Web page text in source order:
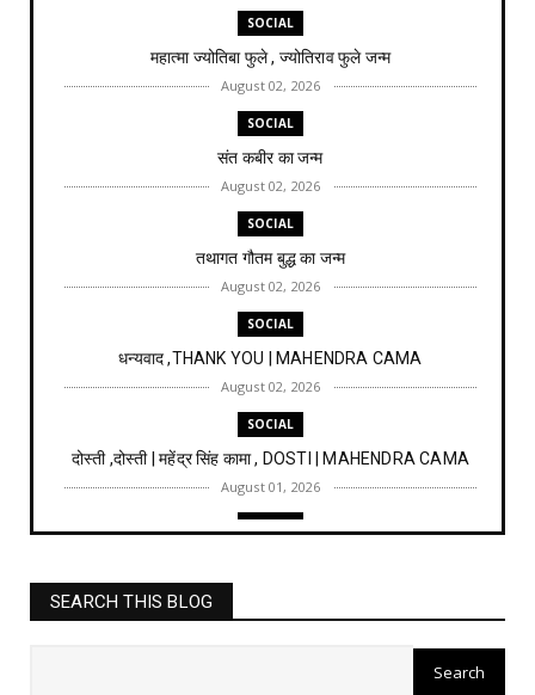
SOCIAL
महात्मा ज्योतिबा फुले , ज्योतिराव फुले जन्म
August 02, 2026
SOCIAL
संत कबीर का जन्म
August 02, 2026
SOCIAL
तथागत गौतम बुद्ध का जन्म
August 02, 2026
SOCIAL
धन्यवाद ,THANK YOU | MAHENDRA CAMA
August 02, 2026
SOCIAL
दोस्ती ,दोस्ती | महेंद्र सिंह कामा , DOSTI | MAHENDRA CAMA
August 01, 2026
SOCIAL
छत्रपति शाहू महाराज का वंचितों को योगदान | महेंद्र कामा
SEARCH THIS BLOG